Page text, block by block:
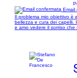
Email
Il problema mio obiettivo è
bellezza e cura dei capelli.
e amo vedere il sorriso